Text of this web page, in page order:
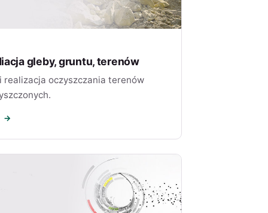
gleby, gruntu, terenów
realizacja oczyszczania terenów
→